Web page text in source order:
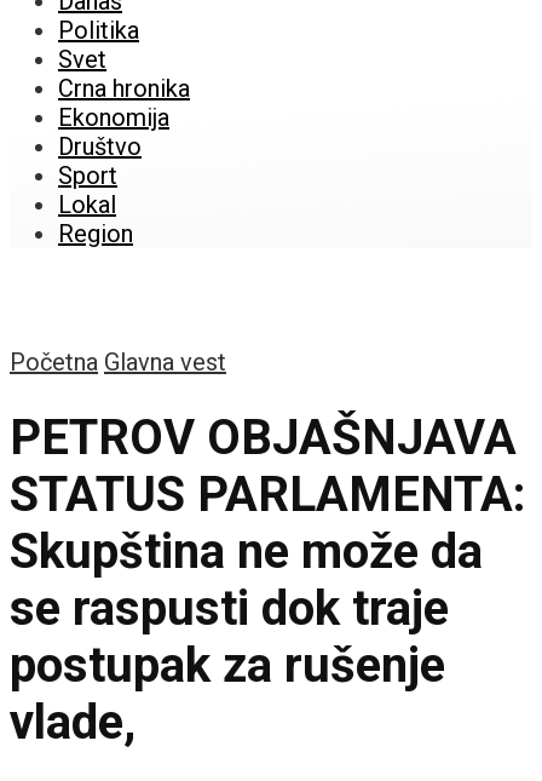
Politika
Svet
Crna hronika
Ekonomija
Društvo
Sport
Lokal
Region
Početna Glavna vest
PETROV OBJAŠNJAVA
STATUS PARLAMENTA:
Skupština ne može da
se raspusti dok traje
postupak za rušenje
vlade,